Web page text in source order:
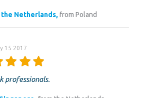
Netherlands,from Poland
15 2017
professionals.